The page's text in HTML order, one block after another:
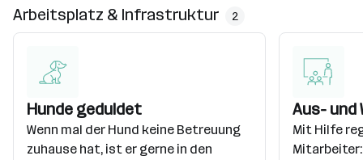
Arbeitsplatz & Infrastruktur 2
Hunde geduldet
Wenn mal der Hund keine Betreuung
zuhause hat, ist er gerne in den
Aus- und
Mit Hilfe